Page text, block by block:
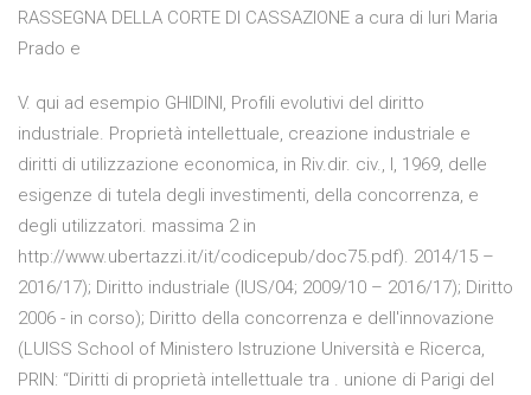
RASSEGNA DELLA CORTE DI CASSAZIONE a cura di luri Maria
Prado e
V. qui ad esempio GHIDINI, Profili evolutivi del diritto
industriale. Proprietà intellettuale, creazione industriale e
diritti di utilizzazione economica, in Riv.dir. civ., I, 1969, delle
esigenze di tutela degli investimenti, della concorrenza, e
degli utilizzatori. massima 2 in
http://www.ubertazzi.it/it/codicepub/doc75.pdf). 2014/15 –
2016/17); Diritto industriale (IUS/04; 2009/10 – 2016/17); Diritto
2006 - in corso); Diritto della concorrenza e dell'innovazione
(LUISS School of Ministero Istruzione Università e Ricerca,
PRIN: “Diritti di proprietà intellettuale tra . unione di Parigi del